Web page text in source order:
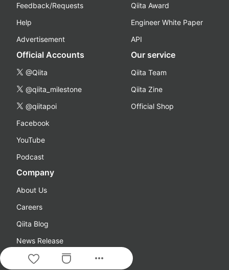
more_horiz
Feedback/Requests
Help
Advertisement
Qiita Award
Engineer White Paper
API
Official Accounts
@Qiita
@qiita_milestone
@qiitapoi
Facebook
YouTube
Podcast
Our service
Qiita Team
Qiita Zine
Official Shop
Company
About Us
Careers
Qiita Blog
News Release